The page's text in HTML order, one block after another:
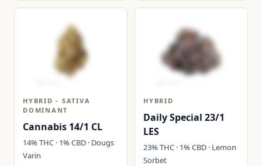
HYBRID - SATIVA
DOMINANT
Cannabis 14/1 CL
14% THC · 1% CBD · Dougs
Varin
HYBRID
Daily Special 23/1
LES
23% THC · 1% CBD · Lemon
Sorbet